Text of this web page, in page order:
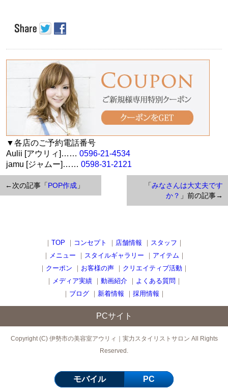
▼各店のご予約電話番号
Aulii [アウリィ]…… 0596-21-4534
jamu [ジャムー]…… 0598-31-2121
「みなさんは大丈夫です
か？ 」前の記事→
←次の記事「POP作成 」
｜ TOP ｜ コンセプト ｜ 店舗情報 ｜ スタッフ ｜
｜ メニュー ｜ スタイルギャラリー ｜ アイテム ｜
｜ クーポン ｜ お客様の声 ｜ クリエイティブ活動 ｜
｜ メディア実績 ｜ 動画紹介 ｜ よくある質問 ｜
｜ ブログ｜ 新着情報 ｜ 採用情報 ｜
PCサイト
Copyright (C) 伊勢市の美容室アウリィ｜実力スタイリストサロン All Rights
Reserved.
モバイル PC